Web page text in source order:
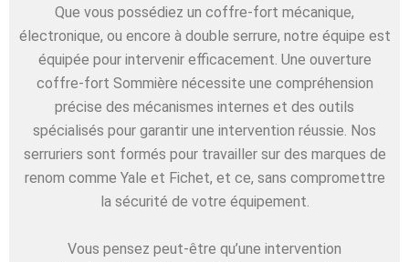
Que vous possédiez un coffre-fort mécanique,
électronique, ou encore à double serrure, notre équipe est
équipée pour intervenir efficacement. Une ouverture
coffre-fort Sommière nécessite une compréhension
précise des mécanismes internes et des outils
spécialisés pour garantir une intervention réussie. Nos
serruriers sont formés pour travailler sur des marques de
renom comme Yale et Fichet, et ce, sans compromettre
la sécurité de votre équipement.
Vous pensez peut-être qu’une intervention